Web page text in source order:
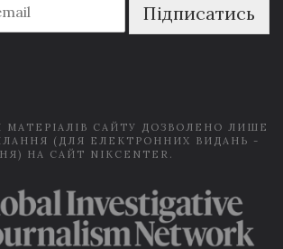
Підписатись
МАТЕРІАЛІВ САЙТУ ДОЗВОЛЕНО ЛИШЕ
(ДЛЯ ЕЛЕКТРОННИХ ВИДАНЬ -
НА САЙТ NIKCENTER.